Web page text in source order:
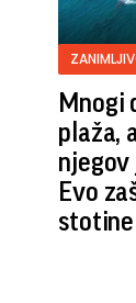
Mnogi
plaža,
Evo
stotine